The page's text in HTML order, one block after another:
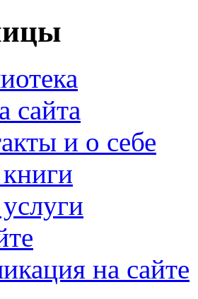
сайта
и о себе
на сайте